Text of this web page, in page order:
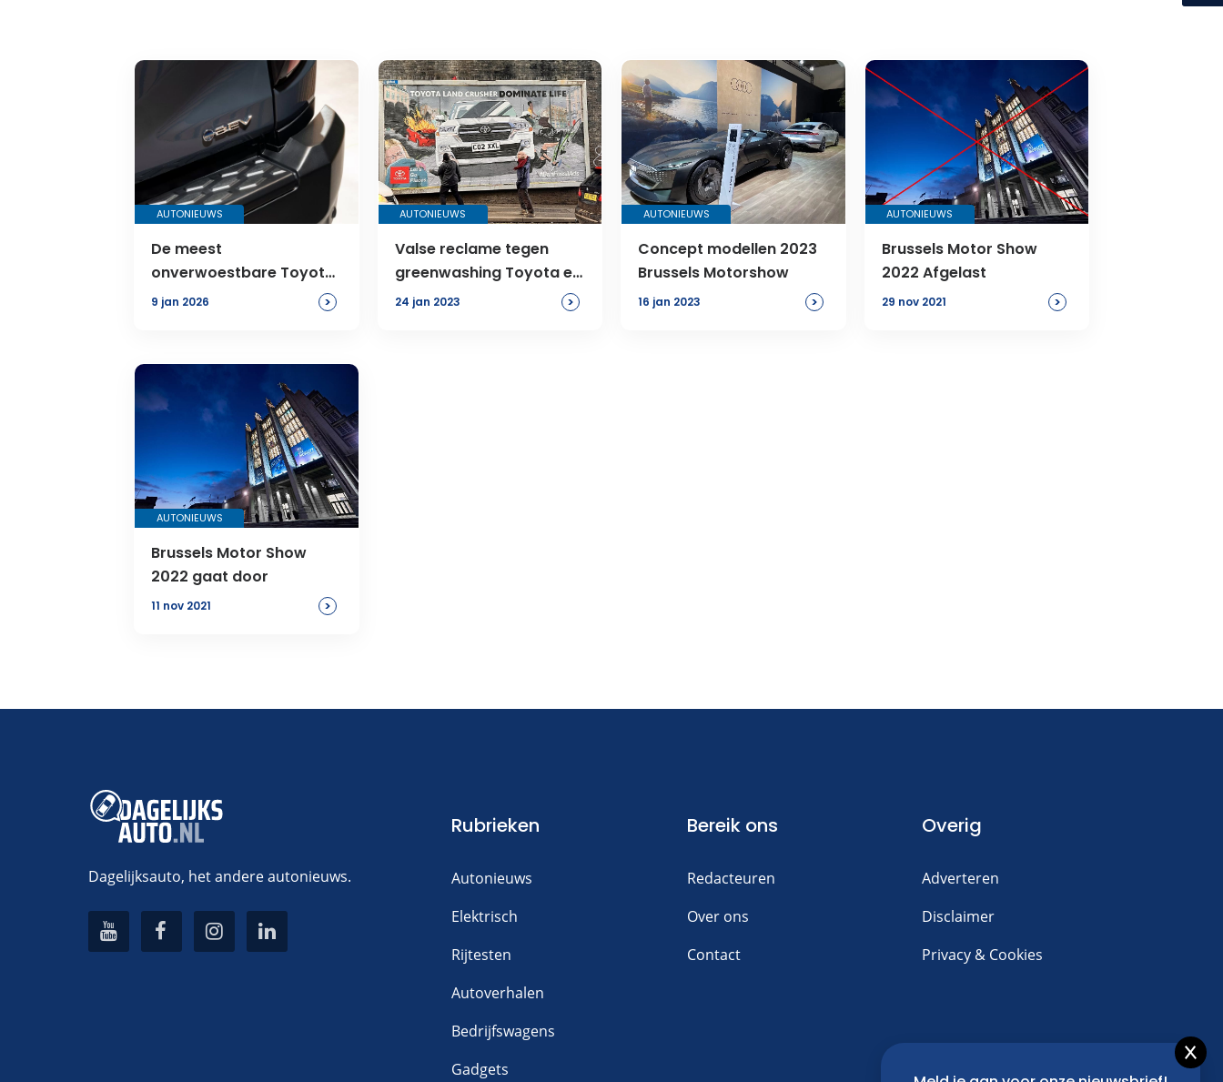
AUTONIEUWS
De meest
onverwoestbare Toyota
ter wereld… krijgt een
9 jan 2026 >
AUTONIEUWS
Valse reclame tegen
greenwashing Toyota en
BMW
24 jan 2023 >
AUTONIEUWS
Concept modellen 2023
Brussels Motorshow
16 jan 2023 >
AUTONIEUWS
Brussels Motor Show
2022 Afgelast
29 nov 2021 >
AUTONIEUWS
Brussels Motor Show
2022 gaat door
11 nov 2021 >
Dagelijksauto, het andere autonieuws.
Rubrieken
Autonieuws
Elektrisch
Rijtesten
Autoverhalen
Bedrijfswagens
Gadgets
Bereik ons
Redacteuren
Over ons
Contact
Overig
Adverteren
Disclaimer
Privacy & Cookies